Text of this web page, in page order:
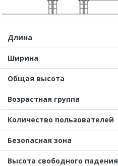
Длина
Ширина
Общая высота
Возрастная группа
Количество пользователей
Безопасная зона
Высота свободного падения